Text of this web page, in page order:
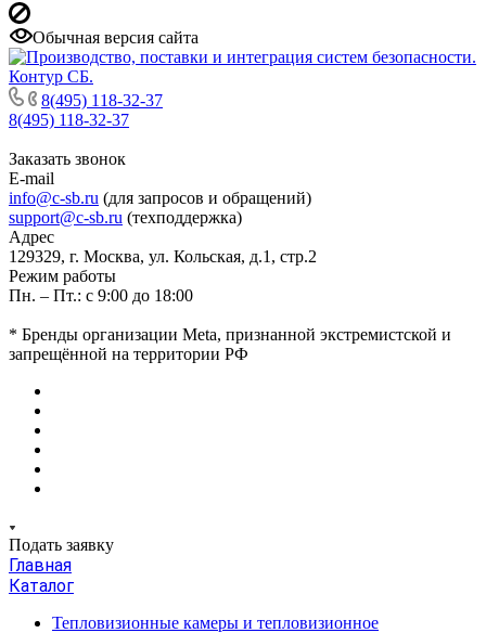
Обычная версия сайта
8(495) 118-32-37
8(495) 118-32-37
Заказать звонок
E-mail
info@c-sb.ru (для запросов и обращений)
support@c-sb.ru (техподдержка)
Адрес
129329, г. Москва, ул. Кольская, д.1, стр.2
Режим работы
Пн. – Пт.: с 9:00 до 18:00
* Бренды организации Meta, признанной экстремистской и
запрещённой на территории РФ
Подать заявку
Главная
Каталог
Тепловизионные камеры и тепловизионное